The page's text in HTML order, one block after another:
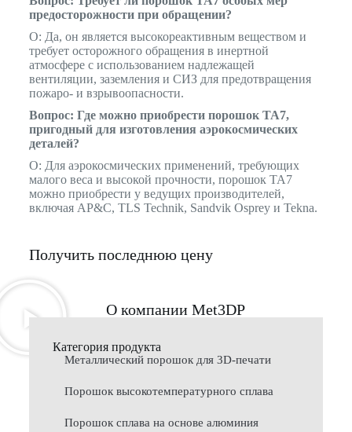
предосторожности при обращении?
О: Да, он является высокореактивным веществом и
требует осторожного обращения в инертной
атмосфере с использованием надлежащей
вентиляции, заземления и СИЗ для предотвращения
пожаро- и взрывоопасности.
Вопрос: Где можно приобрести порошок TA7,
пригодный для изготовления аэрокосмических
деталей?
О: Для аэрокосмических применений, требующих
малого веса и высокой прочности, порошок TA7
можно приобрести у ведущих производителей,
включая AP&C, TLS Technik, Sandvik Osprey и Tekna.
Получить последнюю цену
О компании Met3DP
Категория продукта
Металлический порошок для 3D-печати
Порошок высокотемпературного сплава
Порошок сплава на основе алюминия